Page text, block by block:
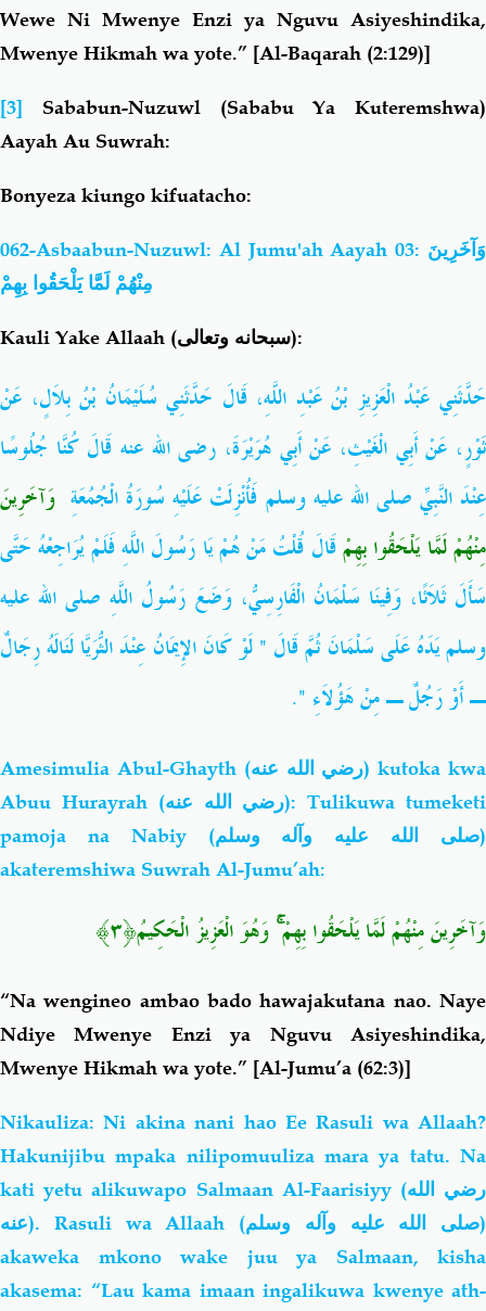
Wewe Ni Mwenye Enzi ya Nguvu Asiyeshindika,
Mwenye Hikmah wa yote.” [Al-Baqarah (2:129)]
[3]
Sababun-Nuzuwl (Sababu Ya Kuteremshwa)
Aayah Au Suwrah:
Bonyeza kiungo kifuatacho:
062-Asbaabun-Nuzuwl: Al Jumu'ah Aayah 03: وَآخَرِينَ
مِنْهُمْ لَمَّا يَلْحَقُوا بِهِمْ
Kauli Yake Allaah (سبحانه وتعالى):
حَدَّثَنِي عَبْدُ الْعَزِيزِ بْنُ عَبْدِ اللَّهِ، قَالَ حَدَّثَنِي سُلَيْمَانُ بْنُ بِلاَلٍ، عَنْ
ثَوْرٍ، عَنْ أَبِي الْغَيْثِ، عَنْ أَبِي هُرَيْرَةَ، رضى الله عنه قَالَ كُنَّا جُلُوسًا
عِنْدَ النَّبِيِّ صلى الله عليه وسلم فَأُنْزِلَتْ عَلَيْهِ سُورَةُ الْجُمُعَةِ ‏ وَآخَرِينَ
مِنْهُمْ لَمَّا يَلْحَقُوا بِهِمْقَالَ قُلْتُ مَنْ هُمْ يَا رَسُولَ اللَّهِ فَلَمْ يُرَاجِعْهُ حَتَّى
سَأَلَ ثَلاَثًا، وَفِينَا سَلْمَانُ الْفَارِسِيُّ، وَضَعَ رَسُولُ اللَّهِ صلى الله عليه
وسلم يَدَهُ عَلَى سَلْمَانَ ثُمَّ قَالَ ‏"‏ لَوْ كَانَ الإِيمَانُ عِنْدَ الثُّرَيَّا لَنَالَهُ رِجَالٌ
ـ أَوْ رَجُلٌ ـ مِنْ هَؤُلاَءِ ‏"‏‏.‏
Amesimulia Abul-Ghayth (رضي الله عنه) kutoka kwa
Abuu Hurayrah
(رضي الله عنه): Tulikuwa tumeketi
pamoja na Nabiy (صلى الله عليه وآله وسلم)
akateremshiwa Suwrah Al-Jumu’ah:
وَآخَرِينَ مِنْهُمْ لَمَّا يَلْحَقُوا بِهِمْۚوَهُوَ الْعَزِيزُ الْحَكِيمُ﴿٣﴾
“Na wengineo ambao bado hawajakutana nao. Naye
NdiyeMwenye Enzi ya Nguvu Asiyeshindika,
Mwenye Hikmah wa yote.” [Al-Jumu’a (62:3)]
Nikauliza: Ni akina nani hao Ee Rasuli wa Allaah?
Hakunijibu mpaka nilipomuuliza mara ya tatu. Na
kati yetu alikuwapo Salmaan Al-Faarisiyy (رضي الله
عنه). Rasuli wa Allaah (صلى الله عليه وآله وسلم)
akaweka mkono wake juu ya Salmaan, kisha
akasema: “Lau kama imaan ingalikuwa kwenye ath-